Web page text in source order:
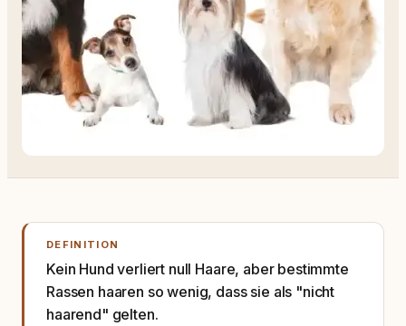
DEFINITION
Kein Hund verliert null Haare, aber bestimmte
Rassen haaren so wenig, dass sie als "nicht
haarend" gelten.